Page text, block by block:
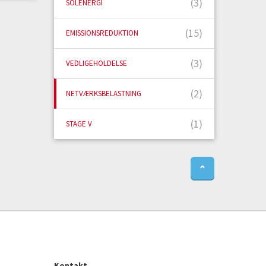
SOLENERGI
EMISSIONSREDUKTION (15)
VEDLIGEHOLDELSE (3)
NETVÆRKSBELASTNING (2)
STAGE V (1)
⌃